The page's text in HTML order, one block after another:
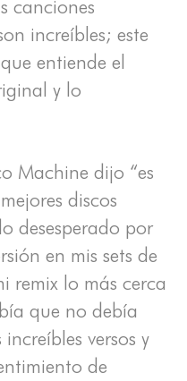
canciones
increíbles; este
entiende el
y lo
Machine dijo “es
discos
desesperado por
en mis sets de
remix lo más cerca
que no debía
versos y
de